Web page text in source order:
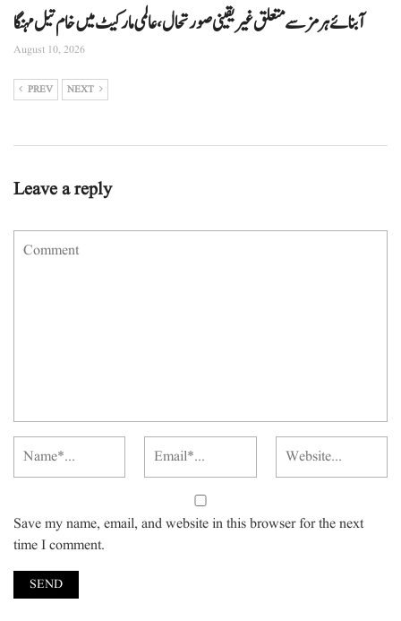
آبنائے ہرمز سے متعلق غیر یقینی صورتحال، عالمی مارکیٹ میں خام تیل مہنگا
August 10, 2026
PREV NEXT
Leave a reply
Save my name, email, and website in this browser for the next
time I comment.